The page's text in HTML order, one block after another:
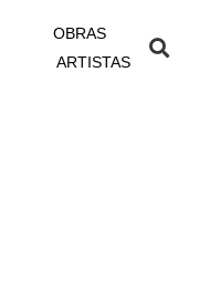
OBRAS
ARTISTAS